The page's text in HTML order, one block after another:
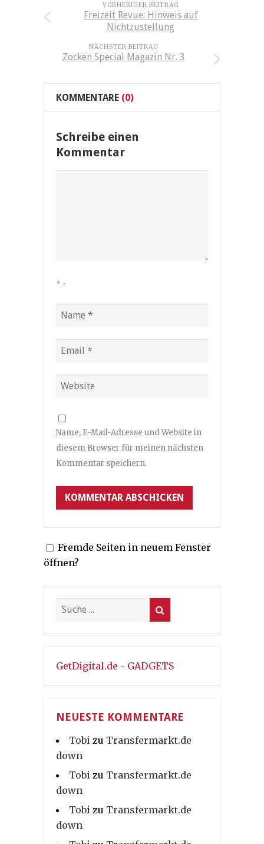
VORHERIGER BEITRAG
Freizeit Revue: Hinweis auf
Nichtzustellung
NÄCHSTER BEITRAG
Zocken Special Magazin Nr. 3
KOMMENTARE (0)
Schreibe einen
Kommentar
* =
Name, E-Mail-Adresse und Website in
diesem Browser für meinen nächsten
Kommentar speichern.
Fremde Seiten in neuem Fenster
öffnen?
GetDigital.de - GADGETS
NEUESTE KOMMENTARE
Tobi zu Transfermarkt.de
down
Tobi zu Transfermarkt.de
down
Tobi zu Transfermarkt.de
down